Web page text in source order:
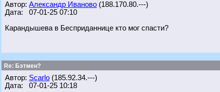
Автор: Александр Иваново (188.170.80.---)
Дата: 07-01-25 07:10
Карандышева в Бесприданнице кто мог спасти?
Re: Бэтмен?
Автор: Scarlo (185.92.34.---)
Дата: 07-01-25 10:18